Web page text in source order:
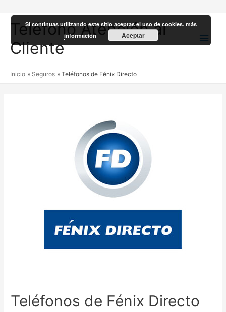
Teléfono Atención al
Cliente
Inicio Seguros Teléfonos de Fénix Directo
Teléfonos de Fénix Directo
Si continuas utilizando este sitio aceptas el uso de cookies.más
información
Aceptar